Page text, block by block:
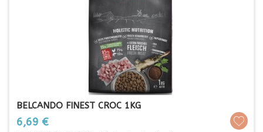
BELCANDO FINEST CROC 1KG
Prezo
6,69 €